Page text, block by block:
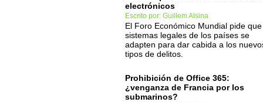
electrónicos
Escrito por: Guillem Alsina
El Foro Económico Mundial pide
sistemas legales de los países se
adapten para dar cabida a los
tipos de delitos.
Prohibición de Office 365:
¿venganza de Francia por los
submarinos?